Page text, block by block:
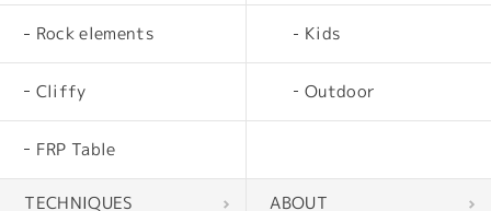
Rock elements
Cliffy
FRP Table
Kids
Outdoor
TECHNIQUES ABOUT